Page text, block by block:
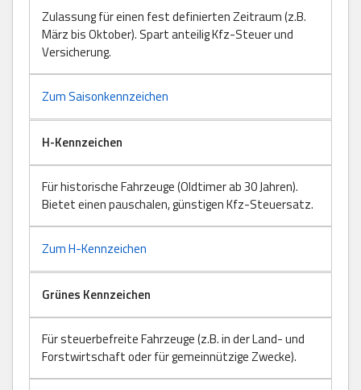
Zulassung für einen fest definierten Zeitraum (z.B.
März bis Oktober). Spart anteilig Kfz-Steuer und
Versicherung.
Zum Saisonkennzeichen
H-Kennzeichen
Für historische Fahrzeuge (Oldtimer ab 30 Jahren).
Bietet einen pauschalen, günstigen Kfz-Steuersatz.
Zum H-Kennzeichen
Grünes Kennzeichen
Für steuerbefreite Fahrzeuge (z.B. in der Land- und
Forstwirtschaft oder für gemeinnützige Zwecke).